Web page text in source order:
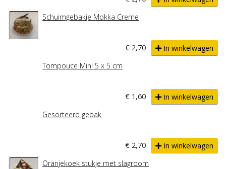
Schuimgebakje Mokka Creme
€ 2,70
In winkelwagen
Tompouce Mini 5 x 5 cm
€ 1,60
In winkelwagen
Gesorteerd gebak
€ 2,70
In winkelwagen
Oranjekoek stukje met slagroom